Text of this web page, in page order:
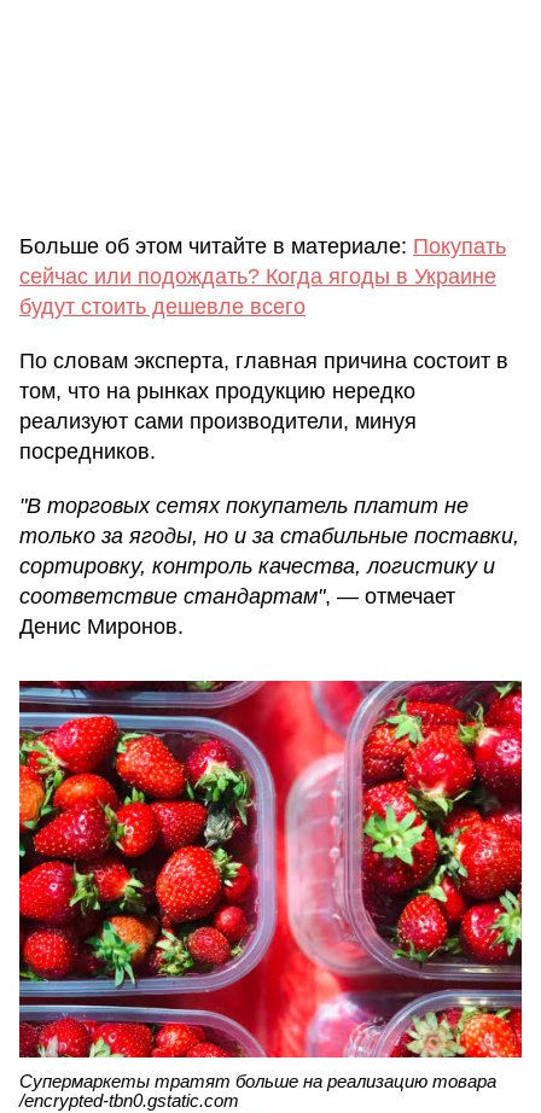
Больше об этом читайте в материале: Покупать
сейчас или подождать? Когда ягоды в Украине
будут стоить дешевле всего
По словам эксперта, главная причина состоит в
том, что на рынках продукцию нередко
реализуют сами производители, минуя
посредников.
"В торговых сетях покупатель платит не
только за ягоды, но и за стабильные поставки,
сортировку, контроль качества, логистику и
соответствие стандартам", — отмечает
Денис Миронов.
Супермаркеты тратят больше на реализацию товара
/encrypted-tbn0.gstatic.com